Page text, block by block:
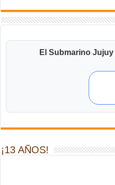
El Submarino Jujuy
¡13 AÑOS!